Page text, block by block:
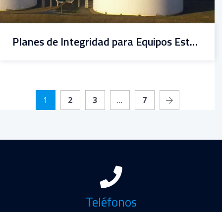
Planes de Integridad para Equipos Estáticos
1 2 3 … 7
Teléfonos